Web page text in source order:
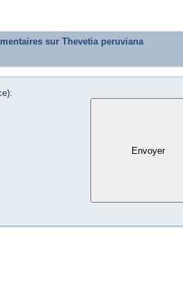
sur Thevetia peruviana